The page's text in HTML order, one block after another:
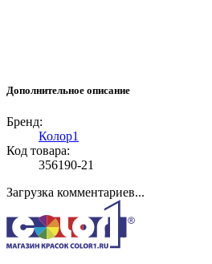
Дополнительное описание
Бренд:
Колор1
Код товара:
356190-21
Загрузка комментариев...